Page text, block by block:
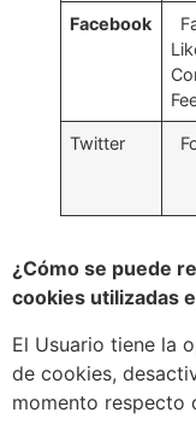
Facebook
Twitter
¿Cómo se puede
cookies utilizadas
El Usuario tiene la
de cookies,
momento respecto